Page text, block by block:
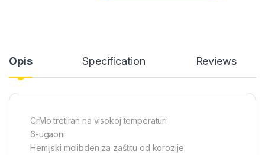
Opis Specification Reviews
CrMo tretiran na visokoj temperaturi
6-ugaoni
Hemijski molibden za zaštitu od korozije